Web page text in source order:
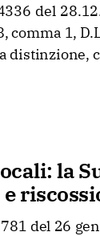
del
comma 1,
la
del 26